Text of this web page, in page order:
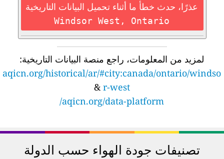
عذرًا، حدث خطأ ما أثناء تحميل البيانات التاريخية
Windsor West, Ontario
لمزيد من المعلومات، راجع منصة البيانات التاريخية:
aqicn.org/historical/ar/#city:canada/ontario/windso
r-west
&
aqicn.org/data-platform/
تصنيفات جودة الهواء حسب الدولة